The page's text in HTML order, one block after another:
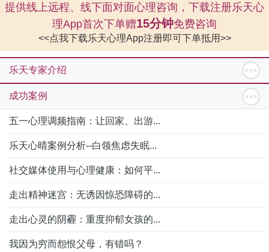
提供线上远程、线下面对面心理咨询，下载注册乐天心
理App首次下单赠15分钟免费咨询
<<点我下载乐天心理App注册即可下单抵用>>
乐天专家介绍
成功案例
五一心理调频指南：让回家、出游...
乐天心晴案例分析--白领焦虑失眠...
社交媒体使用与心理健康：如何平...
走出精神迷宫：无诱因惊恐障碍的...
走出心灵的阴霾：重度抑郁女孩的...
我因为穷而怨恨父母，有错吗？